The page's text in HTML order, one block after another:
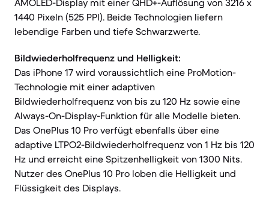
AMOLED-Display mit einer QHD+-Auflösung von 3216 x
1440 Pixeln (525 PPI). Beide Technologien liefern
lebendige Farben und tiefe Schwarzwerte.
Bildwiederholfrequenz und Helligkeit:
Das iPhone 17 wird voraussichtlich eine ProMotion-
Technologie mit einer adaptiven
Bildwiederholfrequenz von bis zu 120 Hz sowie eine
Always-On-Display-Funktion für alle Modelle bieten.
Das OnePlus 10 Pro verfügt ebenfalls über eine
adaptive LTPO2-Bildwiederholfrequenz von 1 Hz bis 120
Hz und erreicht eine Spitzenhelligkeit von 1300 Nits.
Nutzer des OnePlus 10 Pro loben die Helligkeit und
Flüssigkeit des Displays.